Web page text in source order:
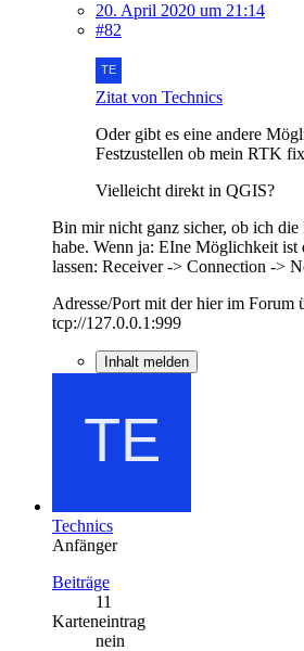
20. April 2020 um 21:14
#82
Zitat von Technics
Oder gibt es eine andere
Festzustellen ob mein RTK
Vielleicht direkt in QGIS?
Bin mir nicht ganz sicher, ob ich die
habe. Wenn ja: EIne Möglichkeit ist
lassen: Receiver -> Connection ->
Adresse/Port mit der hier im
tcp://127.0.0.1:999
Inhalt melden
Technics
Anfänger
Beiträge
11
Karteneintrag
nein